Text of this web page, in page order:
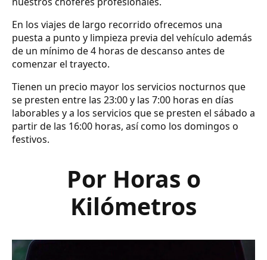
En los viajes de largo recorrido ofrecemos una
puesta a punto y limpieza previa del vehículo además
de un mínimo de 4 horas de descanso antes de
comenzar el trayecto.
Tienen un precio mayor los servicios nocturnos que
se presten entre las 23:00 y las 7:00 horas en días
laborables y a los servicios que se presten el sábado a
partir de las 16:00 horas, así como los domingos o
festivos.
Por Horas o
Kilómetros